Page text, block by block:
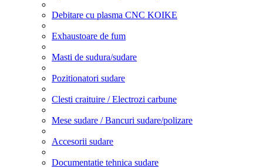
Debitare cu plasma CNC KOIKE
Exhaustoare de fum
Masti de sudura/sudare
Pozitionatori sudare
Clesti craituire / Electrozi carbune
Mese sudare / Bancuri sudare/polizare
Accesorii sudare
Documentatie tehnica sudare